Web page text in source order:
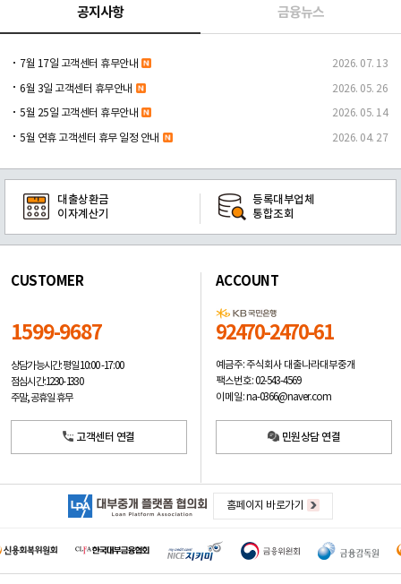
공지사항 금융뉴스
7월 17일 고객센터 휴무안내 2026. 07. 13
6월 3일 고객센터 휴무안내 2026. 05. 26
5월 25일 고객센터 휴무안내 2026. 05. 14
5월 연휴 고객센터 휴무 일정 안내 2026. 04. 27
대출상환금
이자계산기
등록대부업체
통합조회
CUSTOMER
1599-9687
상담가능시간: 평일10:00 -17:00
점심시간: 12:30 - 13:30
주말, 공휴일 휴무
고객센터 연결
ACCOUNT
92470-2470-61
예금주: 주식회사 대출나라대부중개
팩스번호: 02-543-4569
이메일: na-0366@naver.com
민원상담 연결
홈페이지 바로가기